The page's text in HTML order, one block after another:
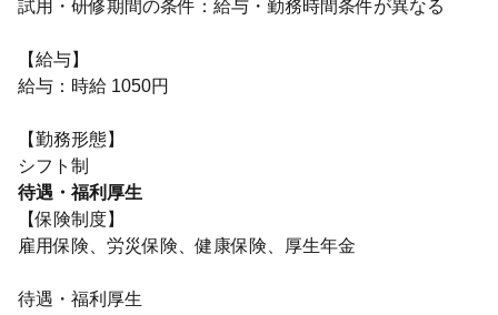
試用・研修期間の条件：給与・勤務時間条件が異なる
【給与】
給与：時給 1050円
【勤務形態】
待遇・福利厚生
【保険制度】
雇用保険、労災保険、健康保険、厚生年金
待遇・福利厚生